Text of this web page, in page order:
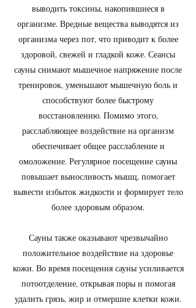
выводить токсины, накопившиеся в
организме. Вредные вещества выводятся из
организма через пот, что приводит к более
здоровой, свежей и гладкой коже. Сеансы
сауны снимают мышечное напряжение после
тренировок, уменьшают мышечную боль и
способствуют более быстрому
восстановлению. Помимо этого,
расслабляющее воздействие на организм
обеспечивает общее расслабление и
омоложение. Регулярное посещение сауны
повышает выносливость мышц, помогает
вывести избыток жидкости и формирует тело
более здоровым образом.
Сауны также оказывают чрезвычайно
положительное воздействие на здоровье
кожи. Во время посещения сауны усиливается
потоотделение, открывая поры и помогая
удалить грязь, жир и отмершие клетки кожи.